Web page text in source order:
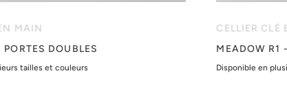
MAIN
DOUBLES
tailles et couleurs
CELLIER CLÉ
MEADOW R1
Disponible en